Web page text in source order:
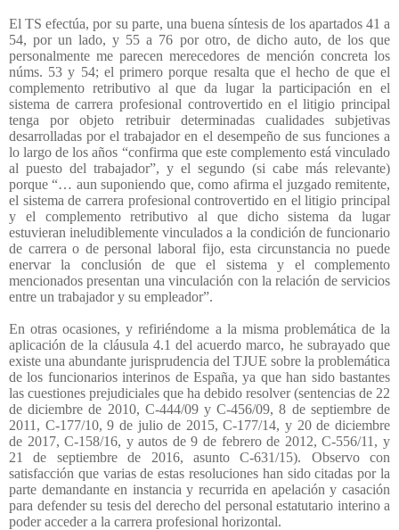
El TS efectúa, por su parte, una buena síntesis de los apartados 41 a
54, por un lado, y 55 a 76 por otro, de dicho auto, de los que
personalmente me parecen merecedores de mención concreta los
núms. 53 y 54; el primero porque resalta que el hecho de que el
complemento retributivo al que da lugar la participación en el
sistema de carrera profesional controvertido en el litigio principal
tenga por objeto retribuir determinadas cualidades subjetivas
desarrolladas por el trabajador en el desempeño de sus funciones a
lo largo de los años “confirma que este complemento está vinculado
al puesto del trabajador”, y el segundo (si cabe más relevante)
porque “… aun suponiendo que, como afirma el juzgado remitente,
el sistema de carrera profesional controvertido en el litigio principal
y el complemento retributivo al que dicho sistema da lugar
estuvieran ineludiblemente vinculados a la condición de funcionario
de carrera o de personal laboral fijo, esta circunstancia no puede
enervar la conclusión de que el sistema y el complemento
mencionados presentan una vinculación con la relación de servicios
entre un trabajador y su empleador”.
En otras ocasiones, y refiriéndome a la misma problemática de la
aplicación de la cláusula 4.1 del acuerdo marco, he subrayado que
existe una abundante jurisprudencia del TJUE sobre la problemática
de los funcionarios interinos de España, ya que han sido bastantes
las cuestiones prejudiciales que ha debido resolver (sentencias de 22
de diciembre de 2010, C-444/09 y C-456/09, 8 de septiembre de
2011, C-177/10, 9 de julio de 2015, C-177/14, y 20 de diciembre
de 2017, C-158/16, y autos de 9 de febrero de 2012, C-556/11, y
21 de septiembre de 2016, asunto C-631/15). Observo con
satisfacción que varias de estas resoluciones han sido citadas por la
parte demandante en instancia y recurrida en apelación y casación
para defender su tesis del derecho del personal estatutario interino a
poder acceder a la carrera profesional horizontal.